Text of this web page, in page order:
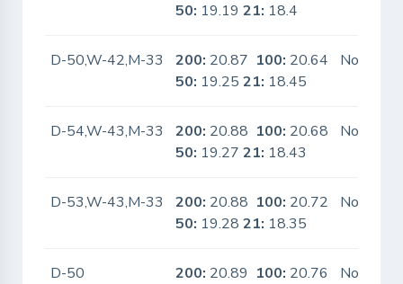
50: 19.1921: 18.4
D-50,W-42,M-33 200: 20.87 100: 20.64
50: 19.2521: 18.45
No
D-54,W-43,M-33 200: 20.88 100: 20.68
50: 19.2721: 18.43
No
D-53,W-43,M-33 200: 20.88 100: 20.72
50: 19.2821: 18.35
No
D-50 200: 20.89 100: 20.76
No